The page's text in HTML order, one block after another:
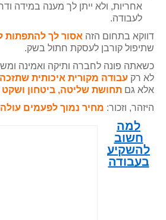
אחריות, ולא ייתן לך מענה במידה
לעבודה.
דווקא בתחום הזה אסור לך להתפתות
שתיפול קורבן לעסקת חתול בשק.
כשאתה פונה לחברה ותיקה ואמינה
לא רק עבודה מקורית איכותית שתזכה
אלא גם תחושת שליטה, ביטחון ושקט
היזהר, וזכור: מחיר נמוך לפעמים עולה
למה
חשוב
להשקיע
בעבודה